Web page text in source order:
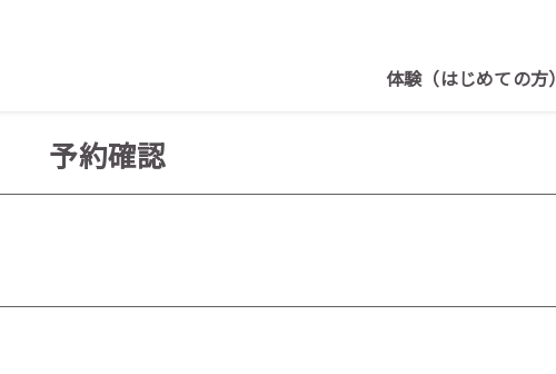
体験（はじめての方）
予約確認